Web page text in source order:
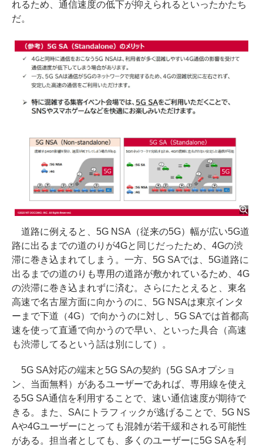
れるため、通信速度の低下が抑えられるといったかたち
だ。
道路に例えると、5G NSA（従来の5G）幅が広い5G道
路に出るまでの道のりが4Gと同じだったため、4Gの渋
滞に巻き込まれてしまう。一方、5G SAでは、5G道路に
出るまでの道のりも専用の道路が敷かれているため、4G
の渋滞に巻き込まれずに済む。さらにたとえると、東名
高速で名古屋方面に向かうのに、5G NSAは東京インタ
ーまで下道（4G）で向かうのに対し、5G SAでは首都高
速を使って直通で向かうので早い、といった具合（高速
も渋滞してるという話は別にして）。
5G SA対応の端末と5G SAの契約（5G SAオプショ
ン、当面無料）があるユーザーであれば、専用線を使え
る5G SA通信を利用することで、速い通信速度が期待で
きる。また、SAにトラフィックが逃げることで、5G NS
Aや4Gユーザーにとっても混雑が若干緩和される可能性
がある。担当者としても、多くのユーザーに5G SAを利